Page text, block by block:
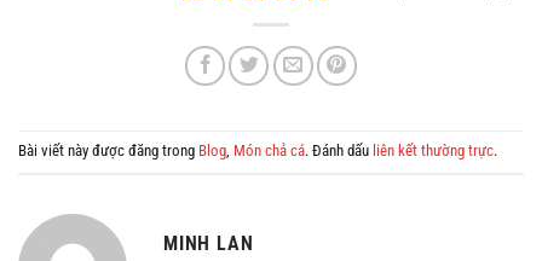
Bài viết này được đăng trong Blog, Món chả cá. Đánh dấu liên kết thường trực.
MINH LAN